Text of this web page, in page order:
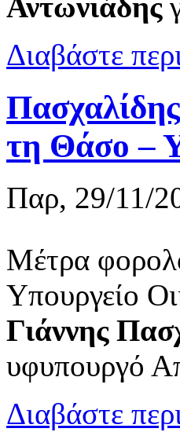
Διαβάστε
τη Θάσο –
Παρ, 29/11/
Μέτρα
Υπουργείο
Γιάννης
υφυπουργό
Διαβάστε